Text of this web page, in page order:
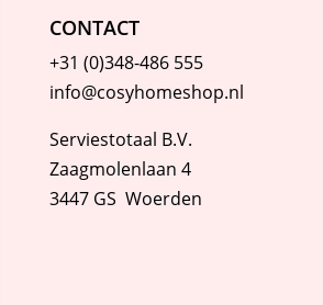
CONTACT
+31 (0)348-486 555
info@cosyhomeshop.nl
Serviestotaal B.V.
Zaagmolenlaan 4
3447 GS Woerden